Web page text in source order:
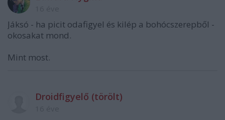
Jáksó - ha picit odafigyel és kilép a bohócszerepből -
okosakat mond.
Mint most.
Droidfigyelő (törölt)